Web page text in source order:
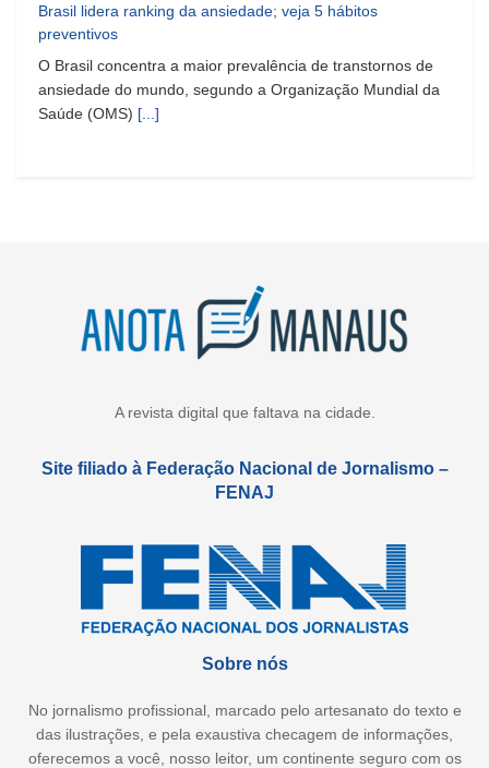
Brasil lidera ranking da ansiedade; veja 5 hábitos
preventivos
O Brasil concentra a maior prevalência de transtornos de
ansiedade do mundo, segundo a Organização Mundial da
Saúde (OMS) [...]
A revista digital que faltava na cidade.
Site filiado à Federação Nacional de Jornalismo –
FENAJ
Sobre nós
No jornalismo profissional, marcado pelo artesanato do texto e
das ilustrações, e pela exaustiva checagem de informações,
oferecemos a você, nosso leitor, um continente seguro com os